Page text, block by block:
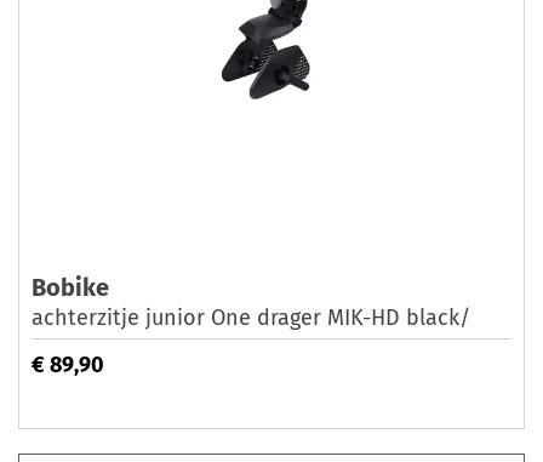
Bobike
achterzitje junior One drager MIK-HD black/
€ 89,90